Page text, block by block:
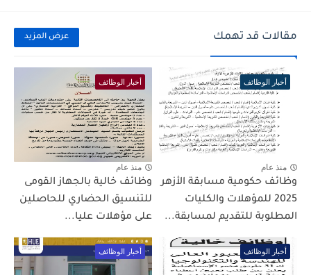
مقالات قد تهمك عرض المزيد
أخبار الوظائف
منذ عام
وظائف حكومية مسابقة الأزهر
2025 للمؤهلات والكليات
المطلوبة للتقديم لمسابقة...
أخبار الوظائف
منذ عام
وظائف خالية بالجهاز القومى
للتنسيق الحضاري للحاصلين
على مؤهلات عليا...
أخبار الوظائف أخبار الوظائف